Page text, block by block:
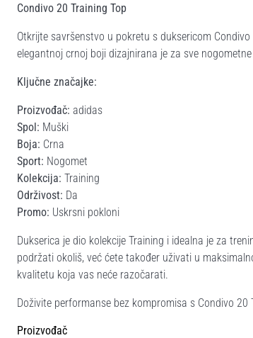
Condivo 20 Training Top
Otkrijte savršenstvo u pokretu s duksericom
elegantnoj crnoj boji dizajnirana je za sve
Ključne značajke:
Proizvođač: adidas
Spol: Muški
Boja: Crna
Sport: Nogomet
Kolekcija: Training
Održivost: Da
Promo: Uskrsni pokloni
Dukserica je dio kolekcije Training i idealna je za
podržati okoliš, već ćete također uživati u
kvalitetu koja vas neće razočarati.
Doživite performanse bez kompromisa s Condivo
Proizvođač